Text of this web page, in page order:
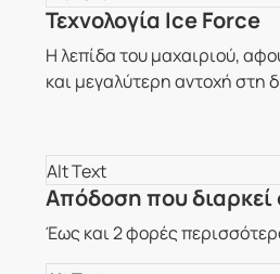
Τεχνολογία Ice Force
Η λεπίδα του μαχαιριού,
και μεγαλύτερη αντοχή στη
Απόδοση που διαρκεί
Έως και 2 φορές